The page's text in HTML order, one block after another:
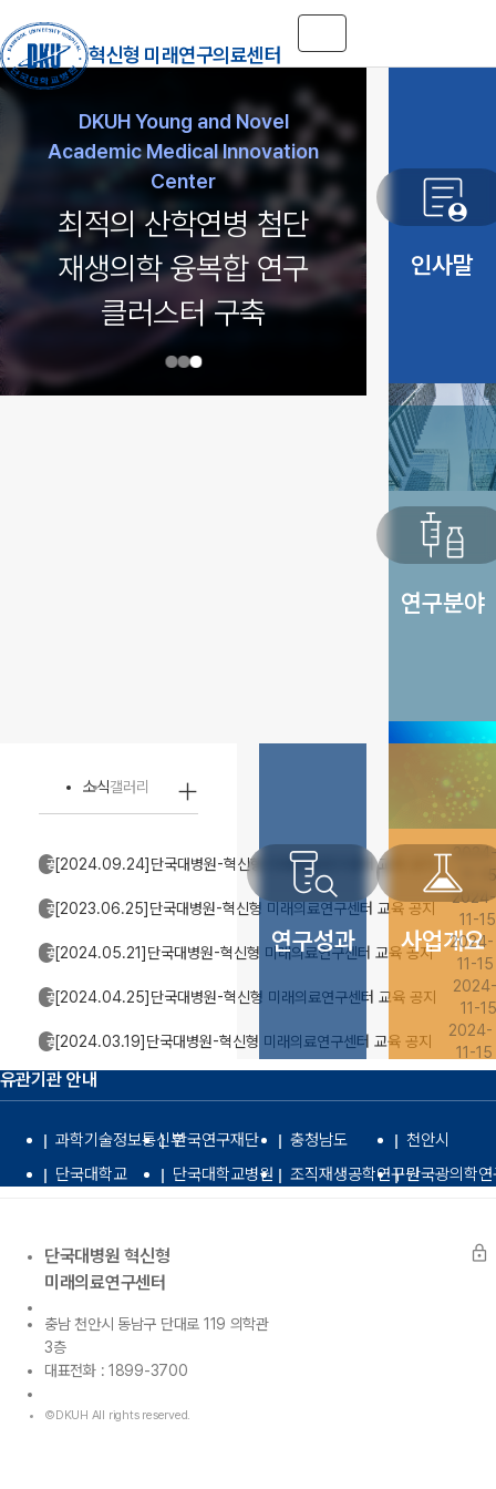
Toggle navigation
혁신형 미래연구의료센터
DKUH Young and Novel
Academic Medical Innovation
Center
글로벌 헬스케어
분야에서 중추적인
역할을 할 인재를 양성
DKUH Young and Novel
Academic Medical Innovation
Center
재생의료 융합기술을
이용한 새로운 치료기술
개발 및 실용화를 수행
DKUH Young and Novel
Academic Medical Innovation
Center
최적의 산학연병 첨단
재생의학 융복합 연구
클러스터 구축
demography
인사말
vaccines
연구분야
소식갤러리 add
공지사항
2024-
11-15
[2024.09.24]단국대병원-혁신형 미래의료연구센터 교육 공지
공지사항
2024-
11-15
[2023.06.25]단국대병원-혁신형 미래의료연구센터 교육 공지
공지사항
2024-
11-15
[2024.05.21]단국대병원-혁신형 미래의료연구센터 교육 공지
공지사항
2024-
11-15
[2024.04.25]단국대병원-혁신형 미래의료연구센터 교육 공지
공지사항
2024-
11-15
[2024.03.19]단국대병원-혁신형 미래의료연구센터 교육 공지
lab_research
연구성과
experiment
사업개요
유관기관 안내
과학기술정보통신부한국연구재단 충청남도
천안시
단국대학교
단국대학교병원 조직재생공학연구원단국광의학
단국대병원 혁신형
미래의료연구센터
충남 천안시 동남구 단대로 119 의학관
3층
대표전화 : 1899-3700
©DKUH All rights reserved.
lock